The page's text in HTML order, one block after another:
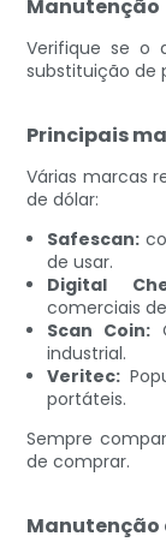
Manutenção
Verifique se o
substituição de
Principais
Várias marcas
de dólar:
Safescan:
de usar.
Digital
comerciais
Scan Coin:
industrial.
Veritec:
portáteis.
Sempre
de comprar.
Manutenção